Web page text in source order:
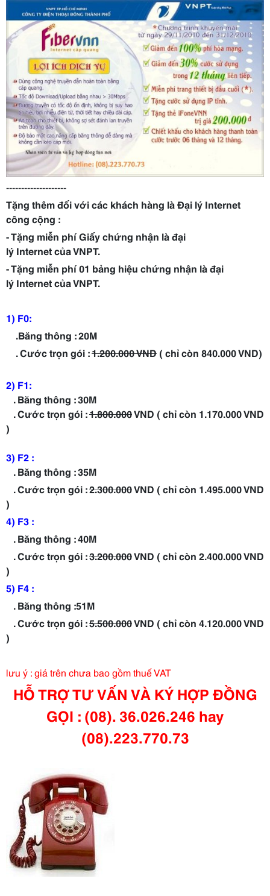
--------------------
Tặng thêm đối với các khách hàng là Đại lý Internet
công cộng :
- Tặng miễn phí Giấy chứng nhận là đại
lý Internet của VNPT.
- Tặng miễn phí 01 bảng hiệu chứng nhận là đại
lý Internet của VNPT.
1) F0:
.Băng thông : 20M
. Cước trọn gói :1.200.000 VND ( chỉ còn 840.000 VND)
2) F1:
. Băng thông : 30M
. Cước trọn gói :1.800.000VND ( chỉ còn 1.170.000 VND
)
3) F2 :
. Băng thông : 35M
. Cước trọn gói :2.300.000VND ( chỉ còn 1.495.000 VND
)
4) F3 :
. Băng thông : 40M
. Cước trọn gói :3.200.000VND ( chỉ còn 2.400.000 VND
)
5) F4 :
. Băng thông :51M
. Cước trọn gói :5.500.000VND ( chỉ còn 4.120.000 VND
)
lưu ý : giá trên chưa bao gồm thuế VAT
HỖ TRỢ TƯ VẤN VÀ KÝ HỢP ĐỒNG
GỌI : (08). 36.026.246 hay
(08).223.770.73